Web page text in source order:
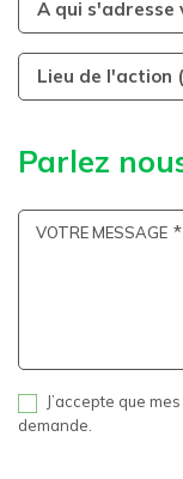
A qui s'adresse
Parlez
VOTRE MESSAGE
J’accepte que
demande.